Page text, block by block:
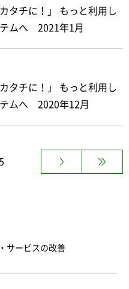
タチに！」 もっと利用し
ムへ 2021年1月
タチに！」 もっと利用し
ムへ 2020年12月
サービスの改善